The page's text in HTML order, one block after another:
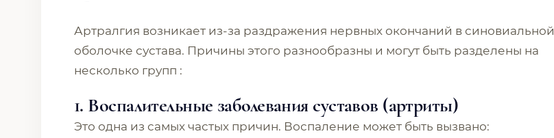
Артралгия возникает из-за раздражения нервных окончаний в синовиальной
оболочке сустава. Причины этого разнообразны и могут быть разделены на
несколько групп :
1. Воспалительные заболевания суставов (артриты)
Это одна из самых частых причин. Воспаление может быть вызвано: